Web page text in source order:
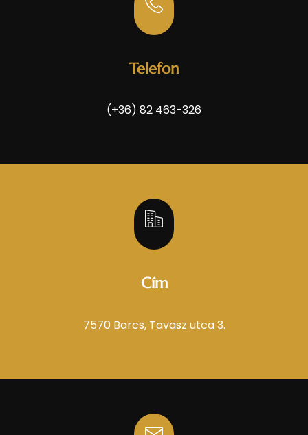
Telefon
(+36) 82 463-326
Cím
7570 Barcs, Tavasz utca 3.